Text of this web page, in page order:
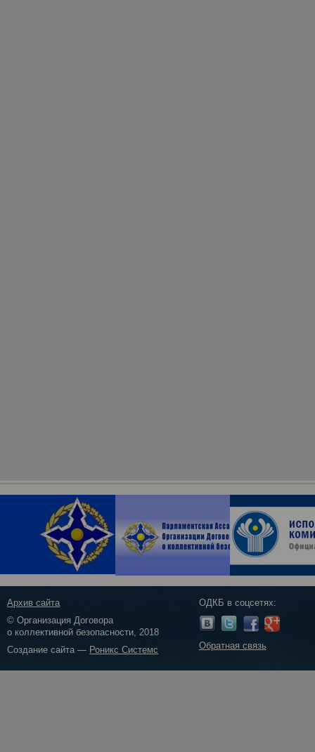
Архив сайта
© Организация Договора
о коллективной безопасности, 2018
Создание сайта — Роникс Системс
ОДКБ в соцсетях:
Обратная связь